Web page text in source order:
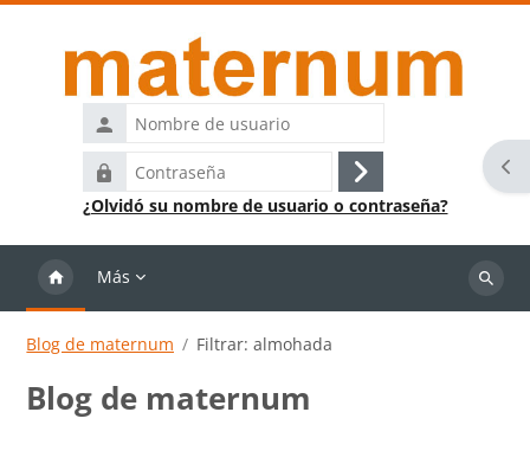
Nombre
de
usuario
Contraseña
Acceder
¿Olvidó su nombre de usuario o contraseña?
Más
Buscar
Blog de maternum Filtrar: almohada
Blog de maternum